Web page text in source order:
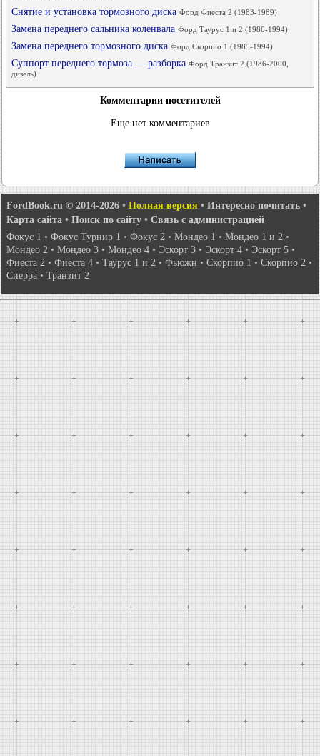
Снятие и установка тормозного диска Форд Фиеста 2 (1983-1989)
Замена переднего сальника коленвала Форд Таурус 1 и 2 (1986-1994)
Замена переднего тормозного диска Форд Скорпио 1 (1985-1994)
Суппорт переднего тормоза — разборка Форд Транзит 2 (1986-2000,
дизель)
Комментарии посетителей
Еще нет комментариев
FordBook.ru © 2014-2026 • Полная версия • Интересно почитать •
Карта сайта • Поиск по сайту • Связь с администрацией
Фокус 1 • Фокус Турнир 1 • Фокус 2 • Мондео 1 • Мондео 1 и 2 •
Мондео 2 • Мондео 3 • Мондео 4 • Эскорт 3 • Эскорт 4 • Эскорт 5 •
Фиеста 2 • Фиеста 4 • Таурус 1 и 2 • Фьюжн • Скорпио 1 • Скорпио 2 •
Сиерра • Транзит 2